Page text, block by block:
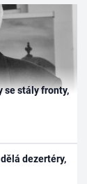
se stály fronty,
dezertéry,